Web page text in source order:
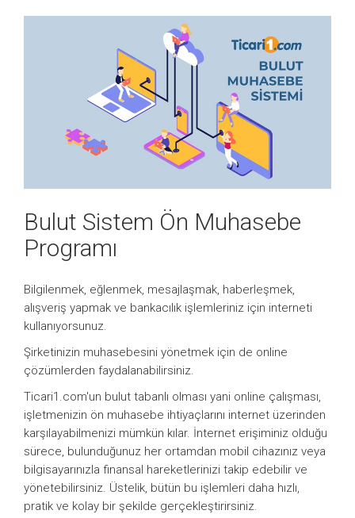
Bulut Sistem Ön Muhasebe
Programı
Bilgilenmek, eğlenmek, mesajlaşmak, haberleşmek,
alışveriş yapmak ve bankacılık işlemleriniz için interneti
kullanıyorsunuz.
Şirketinizin muhasebesini yönetmek için de online
çözümlerden faydalanabilirsiniz.
Ticari1.com'un bulut tabanlı olması yani online çalışması,
işletmenizin ön muhasebe ihtiyaçlarını internet üzerinden
karşılayabilmenizi mümkün kılar. İnternet erişiminiz olduğu
sürece, bulunduğunuz her ortamdan mobil cihazınız veya
bilgisayarınızla finansal hareketlerinizi takip edebilir ve
yönetebilirsiniz. Üstelik, bütün bu işlemleri daha hızlı,
pratik ve kolay bir şekilde gerçekleştirirsiniz.